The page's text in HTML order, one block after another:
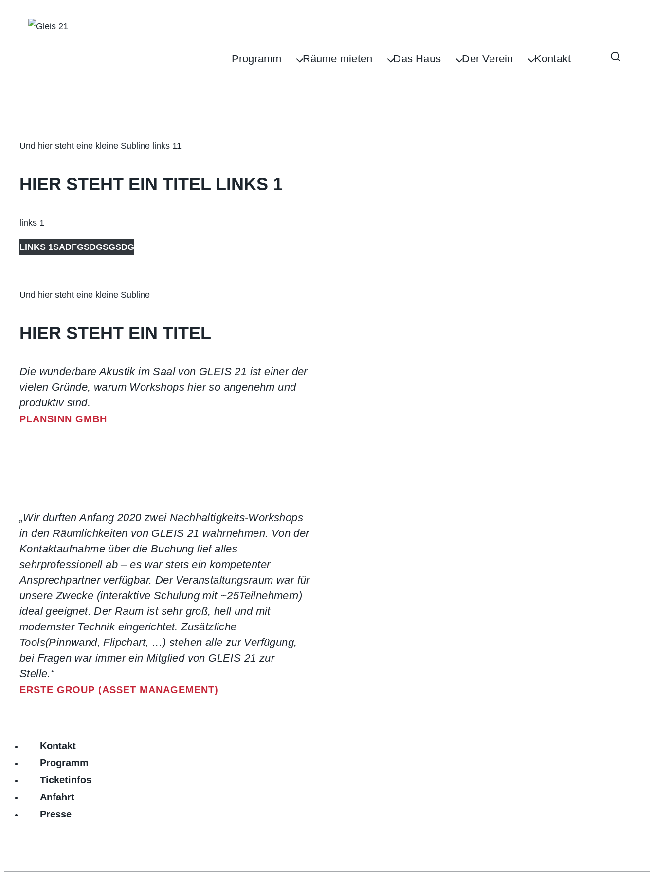
Programm Räume mieten Das Haus Der Verein Kontakt
Und hier steht eine kleine Subline links 11
HIER STEHT EIN TITEL LINKS 1
links 1
LINKS 1SADFGSDGSGSDG
Und hier steht eine kleine Subline
HIER STEHT EIN TITEL
Die wunderbare Akustik im Saal von GLEIS 21 ist einer der
vielen Gründe, warum Workshops hier so angenehm und
produktiv sind.
PLANSINN GMBH
„Wir durften Anfang 2020 zwei Nachhaltigkeits-Workshops
in den Räumlichkeiten von GLEIS 21 wahrnehmen. Von der
Kontaktaufnahme über die Buchung lief alles
sehrprofessionell ab – es war stets ein kompetenter
Ansprechpartner verfügbar. Der Veranstaltungsraum war für
unsere Zwecke (interaktive Schulung mit ~25Teilnehmern)
ideal geeignet. Der Raum ist sehr groß, hell und mit
modernster Technik eingerichtet. Zusätzliche
Tools(Pinnwand, Flipchart, …) stehen alle zur Verfügung,
bei Fragen war immer ein Mitglied von GLEIS 21 zur
Stelle.“
ERSTE GROUP (ASSET MANAGEMENT)
Kontakt
Programm
Ticketinfos
Anfahrt
Presse